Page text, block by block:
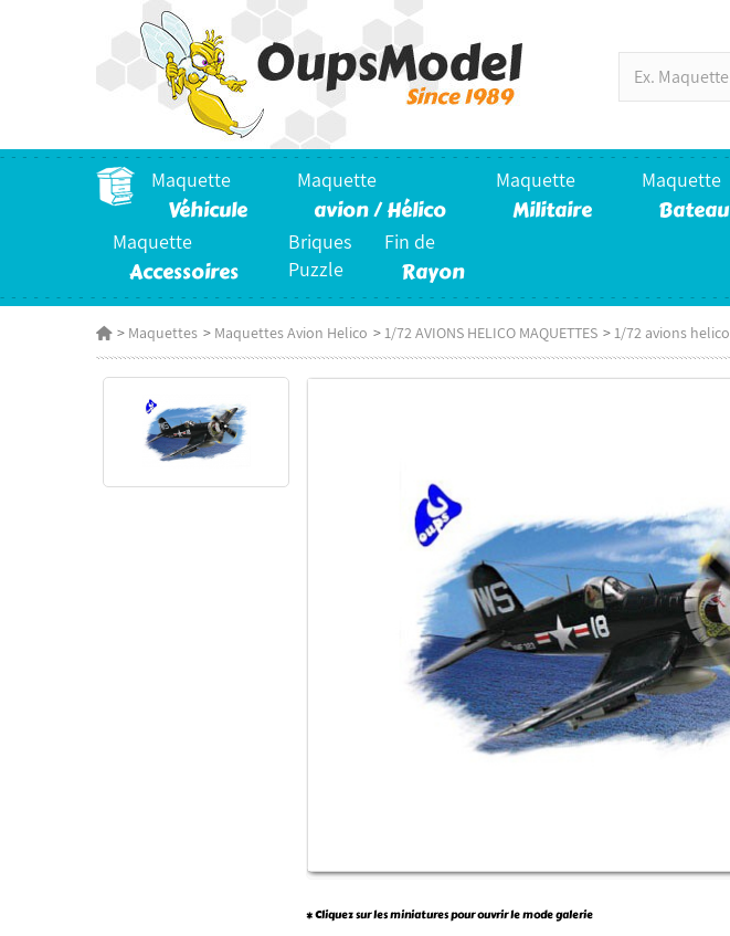
Maquette
Véhicule
Maquette
avion / Hélico
Maquette
Militaire
Maquette
Bateau
Maquette
Accessoires
Briques
Puzzle
Fin de
Rayon
> Maquettes > Maquettes Avion Helico >1/72 AVIONS HELICO MAQUETTES >1/72 avions helico
* Cliquez sur les miniatures pour ouvrir le mode galerie